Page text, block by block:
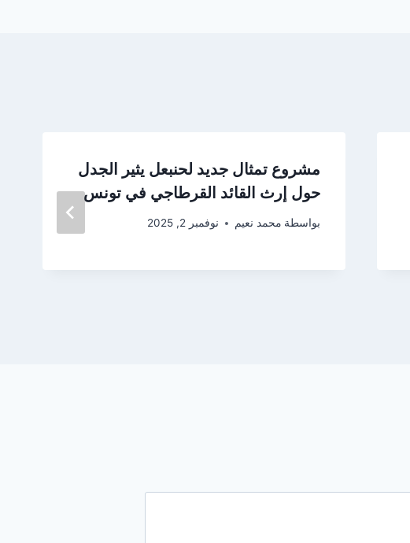
مشروع تمثال جديد لحنبعل يثير الجدل
حول إرث القائد القرطاجي في تونس
بواسطة محمد نعيم نوفمبر 2, 2025